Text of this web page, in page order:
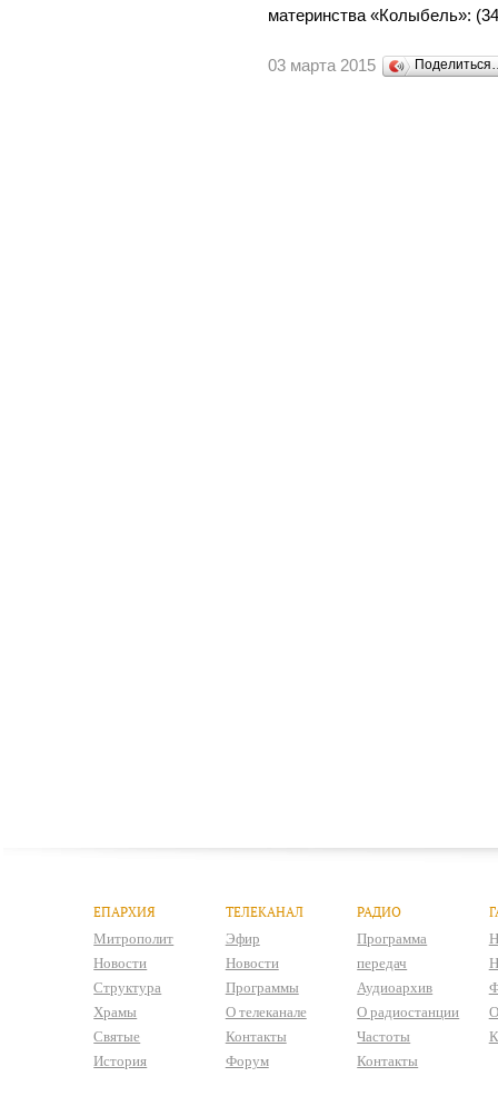
материнства «Колыбель»:
03 марта 2015
ЕПАРХИЯ
Митрополит
Новости
Структура
Храмы
Святые
История
ТЕЛЕКАНАЛ
Эфир
Новости
Программы
О телеканале
Контакты
Форум
РАДИО
Программа
передач
Аудиоархив
О радиостанции
Частоты
Контакты